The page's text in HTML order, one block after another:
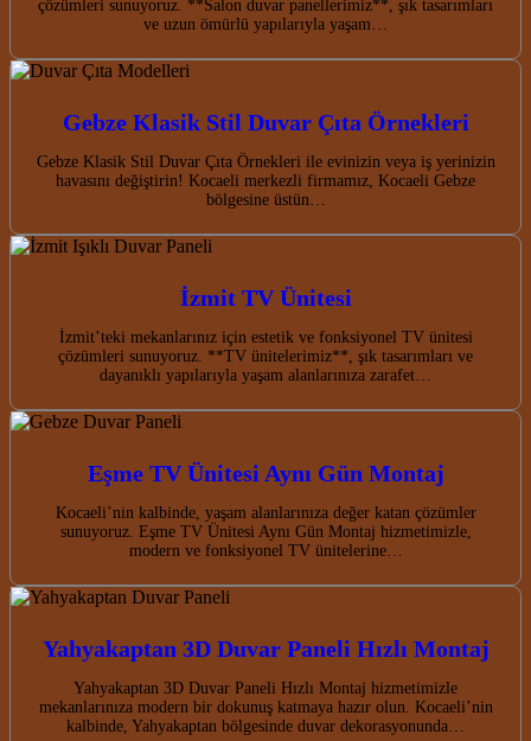
çözümleri sunuyoruz. **Salon duvar panellerimiz**, şık tasarımları
ve uzun ömürlü yapılarıyla yaşam…
Gebze Klasik Stil Duvar Çıta Örnekleri
Gebze Klasik Stil Duvar Çıta Örnekleri ile evinizin veya iş yerinizin
havasını değiştirin! Kocaeli merkezli firmamız, Kocaeli Gebze
bölgesine üstün…
İzmit TV Ünitesi
İzmit’teki mekanlarınız için estetik ve fonksiyonel TV ünitesi
çözümleri sunuyoruz. **TV ünitelerimiz**, şık tasarımları ve
dayanıklı yapılarıyla yaşam alanlarınıza zarafet…
Eşme TV Ünitesi Aynı Gün Montaj
Kocaeli’nin kalbinde, yaşam alanlarınıza değer katan çözümler
sunuyoruz. Eşme TV Ünitesi Aynı Gün Montaj hizmetimizle,
modern ve fonksiyonel TV ünitelerine…
Yahyakaptan 3D Duvar Paneli Hızlı Montaj
Yahyakaptan 3D Duvar Paneli Hızlı Montaj hizmetimizle
mekanlarınıza modern bir dokunuş katmaya hazır olun. Kocaeli’nin
kalbinde, Yahyakaptan bölgesinde duvar dekorasyonunda…